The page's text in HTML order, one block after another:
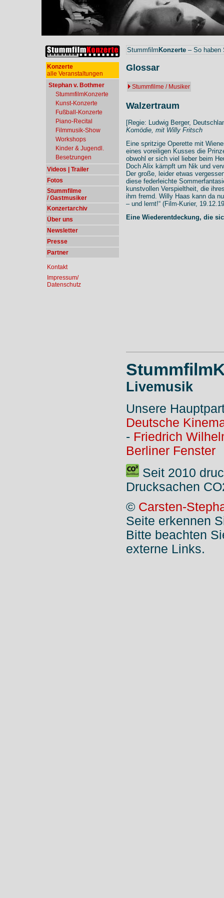
Konzerte
alle Veranstaltungen
Stephan v. Bothmer
StummfilmKonzerte
Kunst-Konzerte
Fußball-Konzerte
Piano-Recital
Filmmusik-Show
Workshops
Kinder & Jugendl.
Besetzungen
Videos | Trailer
Fotos
Stummfilme
/ Gastmusiker
Konzertarchiv
Über uns
Newsletter
Presse
Partner
Kontakt
Impressum/
Datenschutz
Stummfilm Konzerte – So haben
Glossar
Stummfilme / Musiker
Walzertraum
[Regie: Ludwig Berger,
Komödie, mit Willy Fritsch
Eine spritzige Operette mit
eines voreiligen Kusses die
obwohl er sich viel lieber beim
Doch Alix kämpft um Nik und
Der große, leider etwas
diese federleichte
kunstvollen Verspieltheit, die
ihm fremd. Willy Haas kann da
– und lernt!“ (Film-Kurier,
Eine Wiederentdeckung, die
Livemusik
Unsere
Deutsche
- Friedrich
Berliner Fenster
Seit 2010
Drucksachen
© Carsten-
Seite erkennen
Bitte beachten
externe Links.